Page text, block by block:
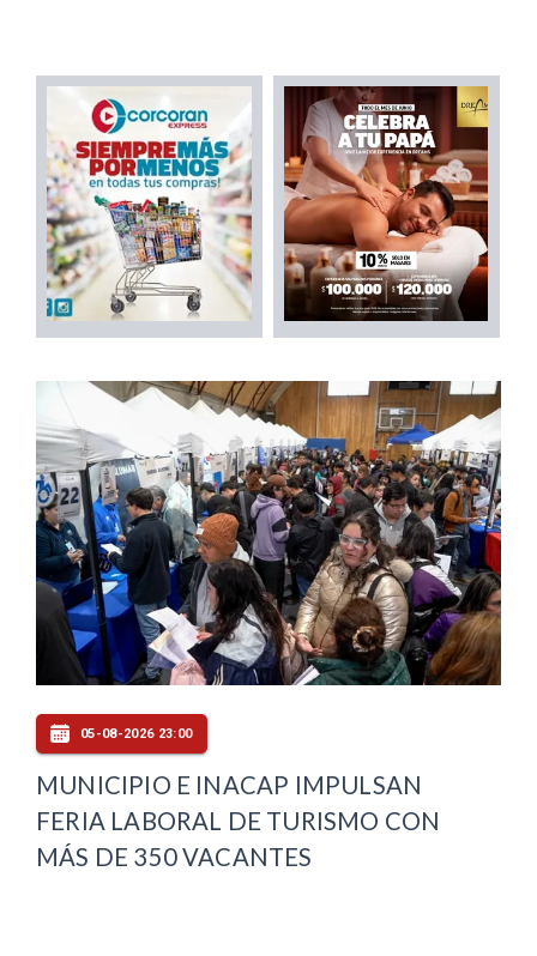
05-08-2026 23:00
MUNICIPIO E INACAP IMPULSAN
FERIA LABORAL DE TURISMO CON
MÁS DE 350 VACANTES